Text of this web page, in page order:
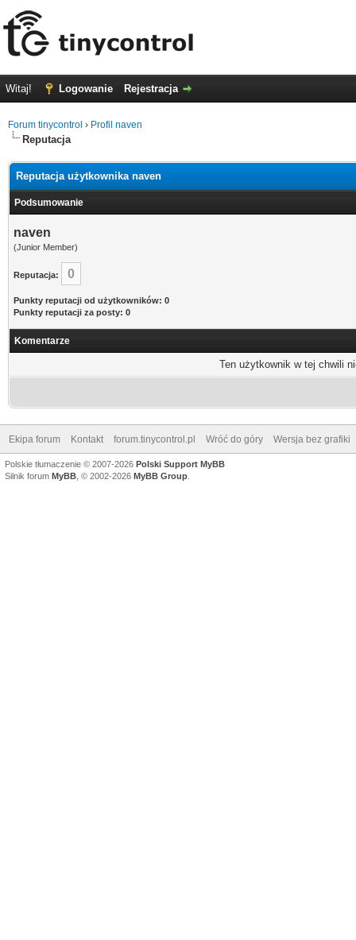
Witaj! Logowanie Rejestracja
Forum tinycontrol › Profil naven
Reputacja
Reputacja użytkownika naven
Podsumowanie
naven
(Junior Member)
Reputacja: 0
Punkty reputacji od użytkowników: 0
Punkty reputacji za posty: 0
Komentarze
Ten użytkownik w tej chwili
Ekipa forum Kontakt forum.tinycontrol.pl Wróć do góry Wersja bez grafiki
Polskie tłumaczenie © 2007-2026 Polski Support MyBB
Silnik forum MyBB , © 2002-2026 MyBB Group